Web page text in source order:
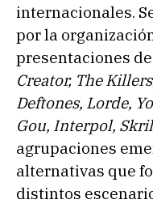
internacionales.
por la
presentaciones
Creator, The Killers
Deftones, Lorde,
Gou, Interpol,
agrupaciones
alternativas que
distintos